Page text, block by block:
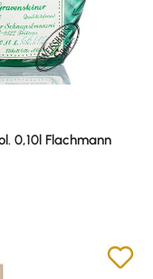
5 Sternen
0,10l Flachmann